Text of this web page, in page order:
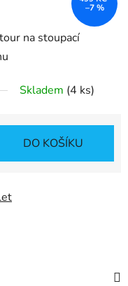
na stoupací
Skladem (4 ks)
DO KOŠÍKU
–7 %